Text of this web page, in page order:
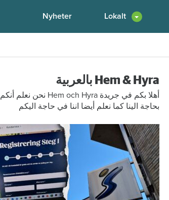
Nyheter Lokalt
Hem & Hyra بالعربية
أهلا بكم في جريدة Hem och Hyra نحن نعلم أنكم
بحاجة الينا كما نعلم أيضا اننا في حاجة اليكم